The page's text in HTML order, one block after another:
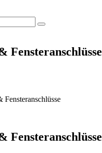
Fensteranschlüsse
Fensteranschlüsse